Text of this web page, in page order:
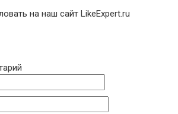
на наш сайт LikeExpert.ru